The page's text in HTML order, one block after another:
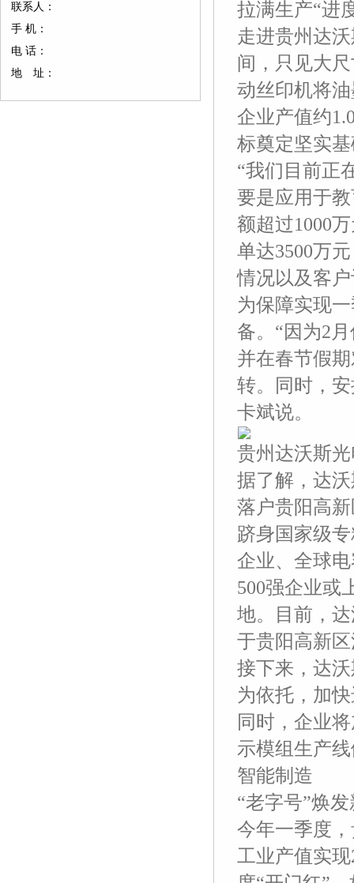
联系人：
手 机：
电 话：
地 址：
拉满生产“进
走进贵州达
间，只见大
动丝印机将
企业产值约
标奠定坚实
“我们目前正
要是应用于
额超过1000
单达3500万
情况以及客
为保障实现
备。“因为2
并在春节假
转。同时，
卡斌说。
贵州达沃斯
据了解，达
落户贵阳高
跻身国家级
企业、全球
500强企业或
地。目前，
于贵阳高新
接下来，达
为依托，加
同时，企业
示模组生产
智能制造
“老字号”焕
今年一季度
工业产值实